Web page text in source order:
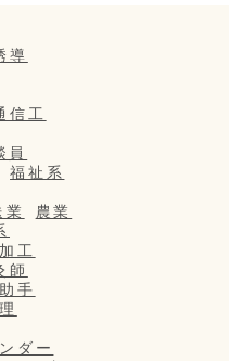
導
信工
員
福祉系
業
農業
工
師
手
ダー